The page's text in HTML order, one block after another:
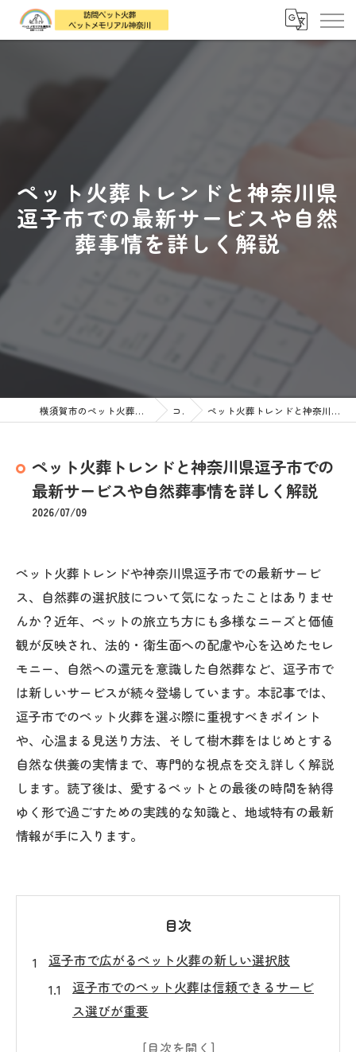
ペット火葬トレンドと神奈川県
逗子市での最新サービスや自然
葬事情を詳しく解説
横須賀市のペット火葬なら訪問ペット火葬 ペットメモリアル神奈川 コラム ペット火葬トレンドと神奈川県逗子市での最新サービスや自然葬事情を詳しく解説
ペット火葬トレンドと神奈川県逗子市での
最新サービスや自然葬事情を詳しく解説
2026/07/09
ペット火葬トレンドや神奈川県逗子市での最新サービ
ス、自然葬の選択肢について気になったことはありませ
んか？近年、ペットの旅立ち方にも多様なニーズと価値
観が反映され、法的・衛生面への配慮や心を込めたセレ
モニー、自然への還元を意識した自然葬など、逗子市で
は新しいサービスが続々登場しています。本記事では、
逗子市でのペット火葬を選ぶ際に重視すべきポイント
や、心温まる見送り方法、そして樹木葬をはじめとする
自然な供養の実情まで、専門的な視点を交え詳しく解説
します。読了後は、愛するペットとの最後の時間を納得
ゆく形で過ごすための実践的な知識と、地域特有の最新
情報が手に入ります。
目次
逗子市で広がるペット火葬の新しい選択肢
逗子市でのペット火葬は信頼できるサービ
ス選びが重要
ペット火葬の最新トレンドを逗子市で知る